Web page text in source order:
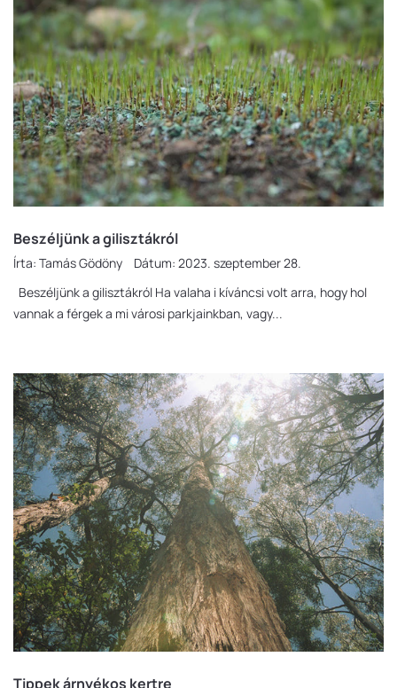
Beszéljünk a gilisztákról
Írta: Tamás Gödöny Dátum: 2023. szeptember 28.
Beszéljünk a gilisztákról Ha valaha i kíváncsi volt arra, hogy hol
vannak a férgek a mi városi parkjainkban, vagy...
Tippek árnyékos kertre